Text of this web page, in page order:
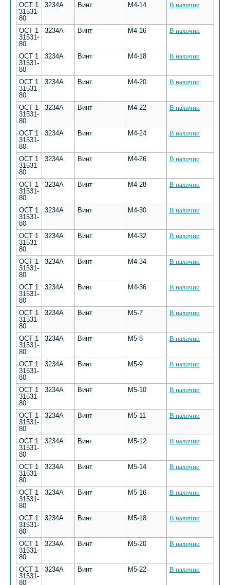
ОСТ 1
31531-
80
3234А Винт М4-14 В наличии
ОСТ 1
31531-
80
3234А Винт М4-16 В наличии
ОСТ 1
31531-
80
3234А Винт М4-18 В наличии
ОСТ 1
31531-
80
3234А Винт М4-20 В наличии
ОСТ 1
31531-
80
3234А Винт М4-22 В наличии
ОСТ 1
31531-
80
3234А Винт М4-24 В наличии
ОСТ 1
31531-
80
3234А Винт М4-26 В наличии
ОСТ 1
31531-
80
3234А Винт М4-28 В наличии
ОСТ 1
31531-
80
3234А Винт М4-30 В наличии
ОСТ 1
31531-
80
3234А Винт М4-32 В наличии
ОСТ 1
31531-
80
3234А Винт М4-34 В наличии
ОСТ 1
31531-
80
3234А Винт М4-36 В наличии
ОСТ 1
31531-
80
3234А Винт М5-7 В наличии
ОСТ 1
31531-
80
3234А Винт М5-8 В наличии
ОСТ 1
31531-
80
3234А Винт М5-9 В наличии
ОСТ 1
31531-
80
3234А Винт М5-10 В наличии
ОСТ 1
31531-
80
3234А Винт М5-11 В наличии
ОСТ 1
31531-
80
3234А Винт М5-12 В наличии
ОСТ 1
31531-
80
3234А Винт М5-14 В наличии
ОСТ 1
31531-
80
3234А Винт М5-16 В наличии
ОСТ 1
31531-
80
3234А Винт М5-18 В наличии
ОСТ 1
31531-
80
3234А Винт М5-20 В наличии
ОСТ 1
31531-
80
3234А Винт М5-22 В наличии